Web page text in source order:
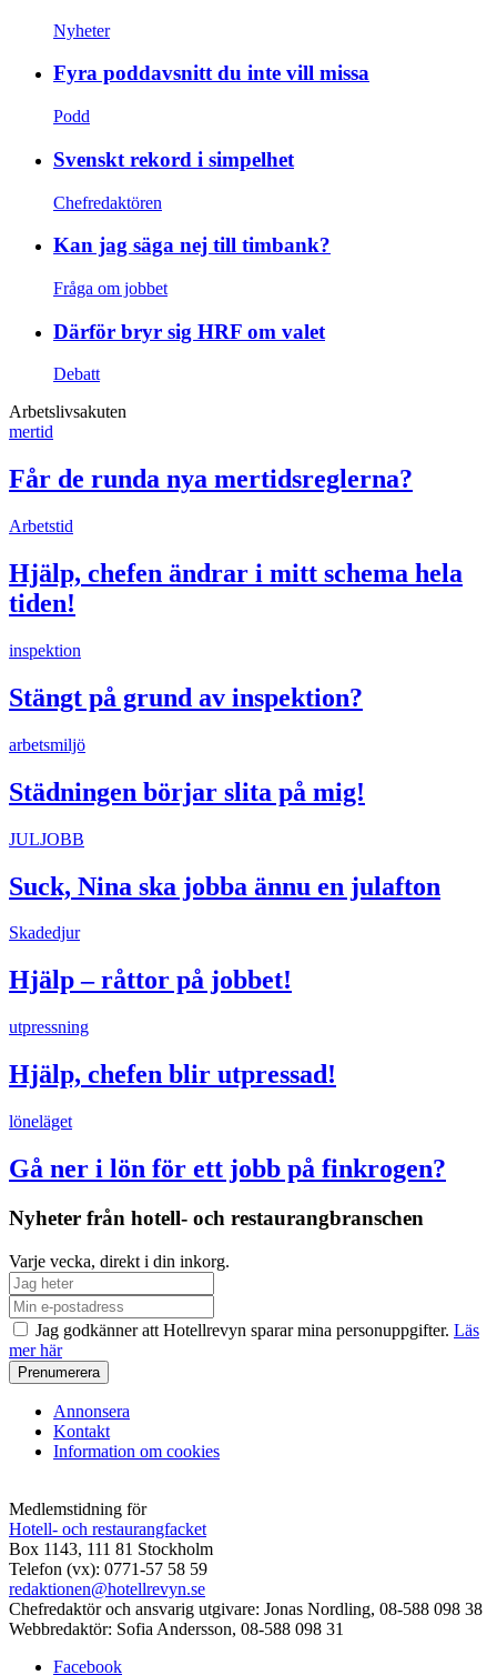
Nyheter
Fyra poddavsnitt du inte vill missa
Podd
Svenskt rekord i simpelhet
Chefredaktören
Kan jag säga nej till timbank?
Fråga om jobbet
Därför bryr sig HRF om valet
Debatt
Arbetslivsakuten
mertid
Får de runda nya mertidsreglerna?
Arbetstid
Hjälp, chefen ändrar i mitt schema hela
tiden!
inspektion
Stängt på grund av inspektion?
arbetsmiljö
Städningen börjar slita på mig!
JULJOBB
Suck, Nina ska jobba ännu en julafton
Skadedjur
Hjälp – råttor på jobbet!
utpressning
Hjälp, chefen blir utpressad!
löneläget
Gå ner i lön för ett jobb på finkrogen?
Nyheter från hotell- och restaurangbranschen
Varje vecka, direkt i din inkorg.
Jag godkänner att Hotellrevyn sparar mina personuppgifter. Läs
mer här
Annonsera
Kontakt
Information om cookies
Medlemstidning för
Hotell- och restaurangfacket
Box 1143, 111 81 Stockholm
Telefon (vx): 0771-57 58 59
redaktionen@hotellrevyn.se
Chefredaktör och ansvarig utgivare: Jonas Nordling, 08-588 098 38
Webbredaktör: Sofia Andersson, 08-588 098 31
Facebook